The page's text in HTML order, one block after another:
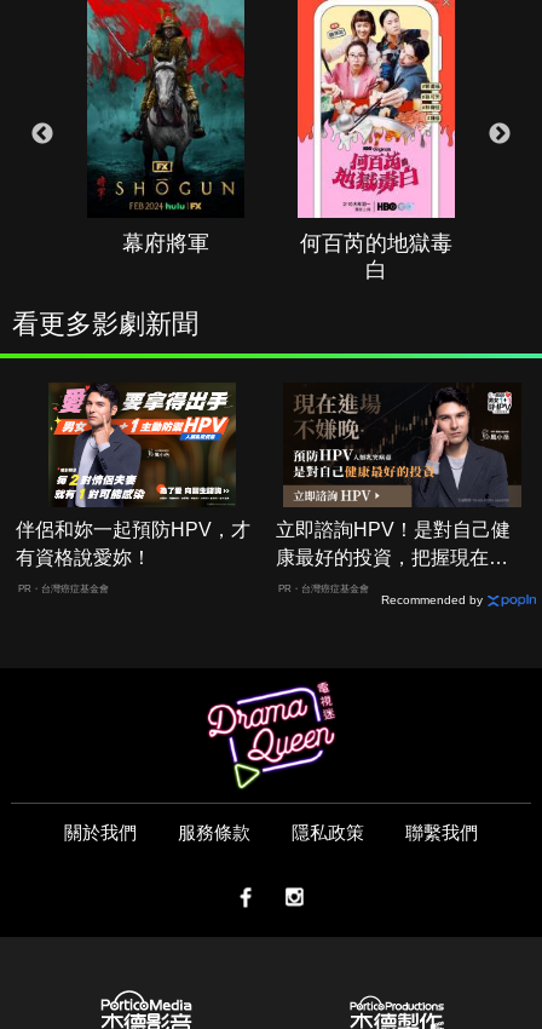
幕府將軍
何百芮的地獄毒
白
看更多影劇新聞
伴侶和妳一起預防HPV，才
有資格說愛妳！
PR・台灣癌症基金會
立即諮詢HPV！是對自己健
康最好的投資，把握現在不
嫌晚！
PR・台灣癌症基金會
Recommended by
關於我們 服務條款 隱私政策 聯繫我們